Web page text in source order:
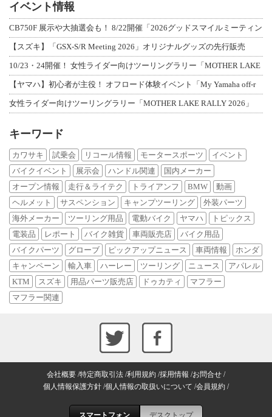
イベント情報
CB750F 展示や大抽選会も！ 8/22開催「2026グッドスマイルミーティン
【スズキ】「GSX-S/R Meeting 2026」オリジナルグッズの先行販売
10/23・24開催！ 女性ライダー向けツーリングラリー「MOTHER LAKE
【ヤマハ】初心者が主役！ オフロード体験イベント「My Yamaha off-r
女性ライダー向けツーリングラリー「MOTHER LAKE RALLY 2026」
キーワード
カワサキ 試乗会 リコール情報 モータースポーツ
イベント
バイクイベント
展示会 ハンドル関連
国内メーカー
オープン情報
走行＆ライテク トライアンフ BMW
動画
ヘルメット
サスペンション キャンプツーリング
外装パーツ
海外メーカー
ツーリング用品 電動バイク ヤマハ
トピックス
電装品
レポート バイク雑貨 車両販売店
バイク用品
バイクパーツ
グローブ ピックアップニュース 車両情報
ホンダ
キャンペーン
輸入車 ハーレー ツーリング ニュース
アパレル
KTM
スズキ 用品パーツ販売店 ドゥカティ
マフラー
マフラー関連
会社概要 特定商取引法 利用規約 採用情報 お問合せ
個人情報保護方針 個人情報の取扱いについて 会員規約